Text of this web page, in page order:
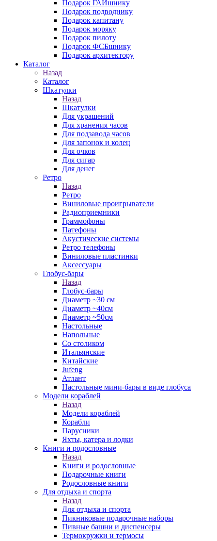
Подарок ГАИшнику
Подарок подводнику
Подарок капитану
Подарок моряку
Подарок пилоту
Подарок ФСБшнику
Подарок архитектору
Каталог
Назад
Каталог
Шкатулки
Назад
Шкатулки
Для украшений
Для хранения часов
Для подзавода часов
Для запонок и колец
Для очков
Для сигар
Для денег
Ретро
Назад
Ретро
Виниловые проигрыватели
Радиоприемники
Граммофоны
Патефоны
Акустические системы
Ретро телефоны
Виниловые пластинки
Аксессуары
Глобус-бары
Назад
Глобус-бары
Диаметр ~30 см
Диаметр ~40см
Диаметр ~50см
Настольные
Напольные
Со столиком
Итальянские
Китайские
Jufeng
Атлант
Настольные мини-бары в виде глобуса
Модели кораблей
Назад
Модели кораблей
Корабли
Парусники
Яхты, катера и лодки
Книги и родословные
Назад
Книги и родословные
Подарочные книги
Родословные книги
Для отдыха и спорта
Назад
Для отдыха и спорта
Пикниковые подарочные наборы
Пивные башни и диспенсеры
Термокружки и термосы